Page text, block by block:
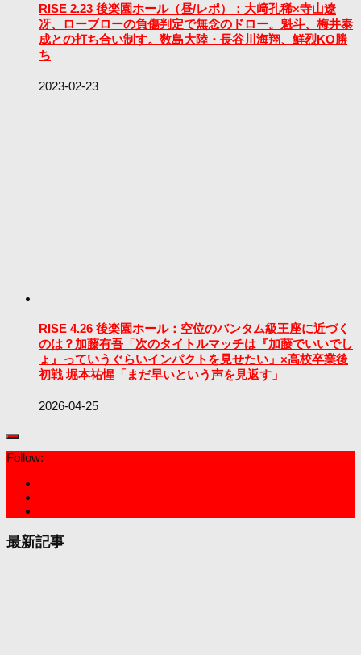
RISE 2.23 後楽園ホール（昼/レポ）：大﨑孔稀×寺山遼
冴、ローブローの負傷判定で無念のドロー。魁斗、梅井泰
成との打ち合い制す。数島大陸・長谷川海翔、鮮烈KO勝
ち
2023-02-23
RISE 4.26 後楽園ホール：空位のバンタム級王座に近づく
のは？加藤有吾「次のタイトルマッチは『加藤でいいでし
ょ』っていうぐらいインパクトを見せたい」×高校卒業後
初戦 堀本祐惺「まだ早いという声を見返す」
2026-04-25
Follow:
最新記事